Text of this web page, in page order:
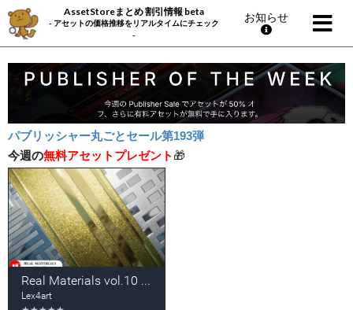
AssetStoreまとめ 割引情報 beta
- アセットの価格推移をリアルタイムにチェック
-
お知らせ
パブリッシャー丸ごとセール第193弾
今週の無料アセットプレゼント 🎁